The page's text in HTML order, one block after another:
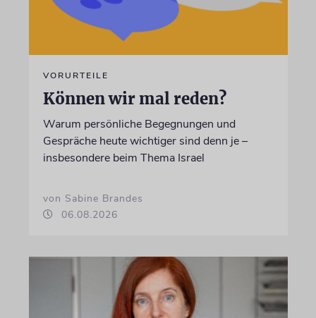
VORURTEILE
Können wir mal reden?
Warum persönliche Begegnungen und
Gespräche heute wichtiger sind denn je –
insbesondere beim Thema Israel
von Sabine Brandes
06.08.2026